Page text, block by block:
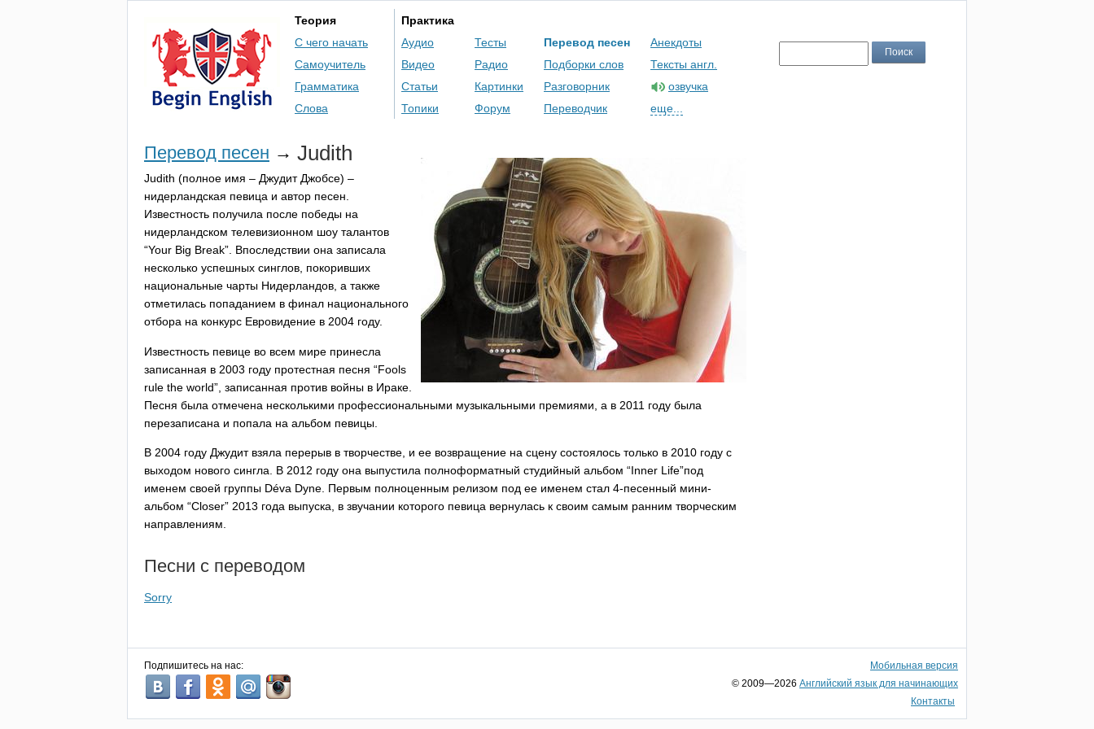
Теория
С чего начать
Самоучитель
Грамматика
Слова
Практика
Аудио
Видео
Статьи
Топики
Тесты
Радио
Картинки
Форум
Перевод песен
Подборки слов
Разговорник
Переводчик
Анекдоты
Тексты англ.
озвучка
еще...
Перевод песен → Judith
Judith (полное имя – Джудит Джобсе) –
нидерландская певица и автор песен.
Известность получила после победы на
нидерландском телевизионном шоу талантов
“Your Big Break”. Впоследствии она записала
несколько успешных синглов, покоривших
национальные чарты Нидерландов, а также
отметилась попаданием в финал национального
отбора на конкурс Евровидение в 2004 году.
Известность певице во всем мире принесла
записанная в 2003 году протестная песня “Fools
rule the world”, записанная против войны в Ираке.
Песня была отмечена несколькими профессиональными музыкальными премиями, а в 2011 году была
перезаписана и попала на альбом певицы.
В 2004 году Джудит взяла перерыв в творчестве, и ее возвращение на сцену состоялось только в 2010 году с
выходом нового сингла. В 2012 году она выпустила полноформатный студийный альбом “Inner Life”под
именем своей группы Déva Dyne . Первым полноценным релизом под ее именем стал 4-песенный мини-
альбом “Closer” 2013 года выпуска, в звучании которого певица вернулась к своим самым ранним творческим
направлениям.
Песни с переводом
Sorry
Подпишитесь на нас:
Мобильная версия
© 2009—2026 Английский язык для начинающих
Контакты